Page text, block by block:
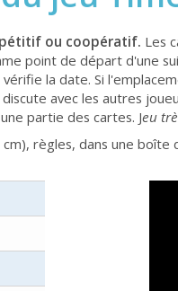
ou coopératif. Les
point de départ d'une
la date. Si
avec les autres
partie des cartes. Jeu
règles, dans une